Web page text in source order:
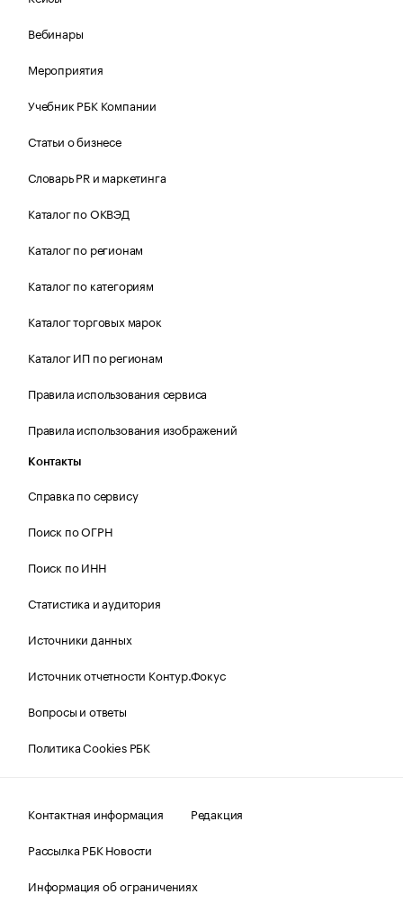
Вебинары
Мероприятия
Учебник РБК Компании
Статьи о бизнесе
Словарь PR и маркетинга
Каталог по ОКВЭД
Каталог по регионам
Каталог по категориям
Каталог торговых марок
Каталог ИП по регионам
Правила использования сервиса
Правила использования изображений
Контакты
Справка по сервису
Поиск по ОГРН
Поиск по ИНН
Статистика и аудитория
Источники данных
Источник отчетности Контур.Фокус
Вопросы и ответы
Политика Cookies РБК
Контактная информация
Редакция
Рассылка РБК Новости
Информация об ограничениях